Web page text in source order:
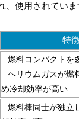
使用されていま
特
– 燃料コンパクトを
– ヘリウムガスが燃
め冷却効率が高い
– 燃料棒同士が独立